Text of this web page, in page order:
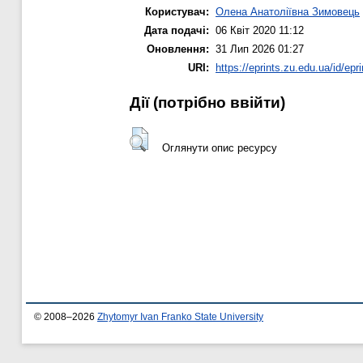
Користувач: Олена Анатоліївна Зимовець
Дата подачі: 06 Квіт 2020 11:12
Оновлення: 31 Лип 2026 01:27
URI:
https://eprints.zu.edu.ua/id/
Дії ​​(потрібно ввійти)
Оглянути опис ресурсу
© 2008–2026 Zhytomyr Ivan Franko State University